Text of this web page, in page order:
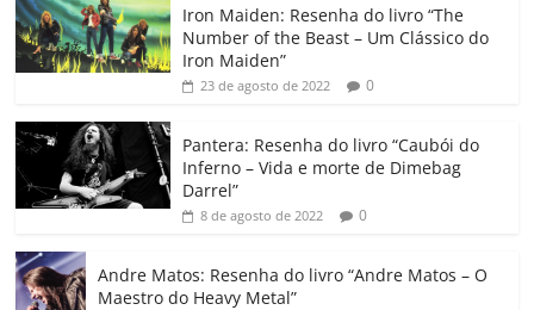
e
b
o
o
k
er s
A
p
e
dI
gl
e
Cl
a
ss
ro
o
y
Li
k
p
h
ar
Iron Maiden: Resenha do livro “The
Number of the Beast – Um Clássico do
Iron Maiden”
23 de agosto de 2022 0
Pantera: Resenha do livro “Caubói do
Inferno – Vida e morte de Dimebag
Darrel”
8 de agosto de 2022 0
Andre Matos: Resenha do livro “Andre Matos – O
Maestro do Heavy Metal”